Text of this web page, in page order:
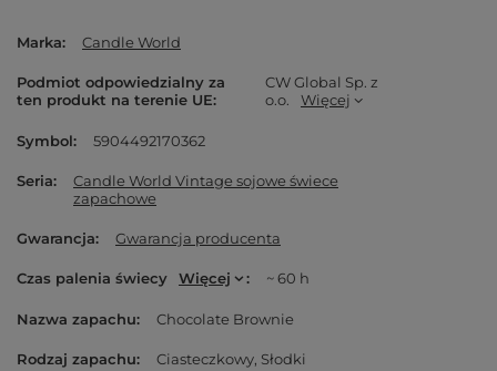
Marka Candle World
Podmiot odpowiedzialny za
ten produkt na terenie UE
CW Global Sp. z
o.o.
Więcej
Symbol 5904492170362
Seria
Candle World Vintage sojowe świece
zapachowe
Gwarancja Gwarancja producenta
Czas palenia świecy Więcej ~ 60 h
Nazwa zapachu Chocolate Brownie
Rodzaj zapachu Ciasteczkowy Słodki